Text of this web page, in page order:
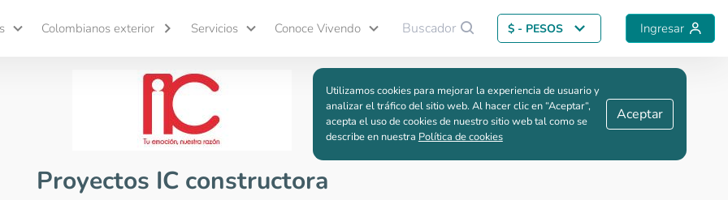
Colombianos exterior Servicios Conoce Vivendo Buscador $ - PESOS Ingresar
Proyectos IC constructora
Utilizamos cookies para mejorar la experiencia de usuario y
analizar el tráfico del sitio web. Al hacer clic en “Aceptar“,
acepta el uso de cookies de nuestro sitio web tal como se
describe en nuestra Política de cookies
Aceptar
Guardar comparación